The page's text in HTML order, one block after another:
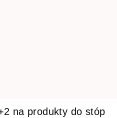
na produkty do stóp